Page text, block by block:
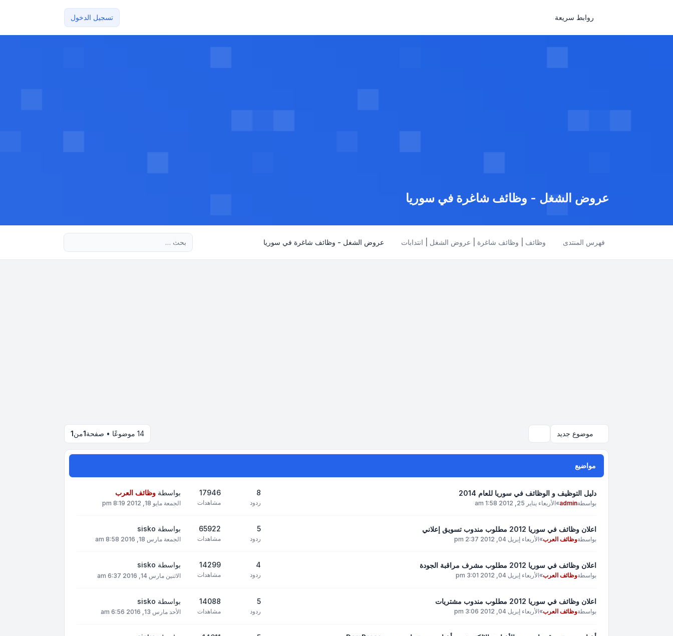
روابط سريعة تسجيل الدخول
عروض الشغل - وظائف شاغرة في سوريا
فهرس المنتدى وظائف | وظائف شاغرة | عروض الشغل | انتدابات عروض الشغل - وظائف شاغرة في سوريا
موضوع جديد 14 موضوعًا • صفحة 1من1
مواضيع
دليل التوظيف و الوظائف في سوريا للعام 2014
بواسطةadmin
»الأربعاء يناير 25, 2012 1:58 am
8
ردود
17946
مشاهدات
بواسطة وظائف العرب
الجمعة مايو 18, 2012 8:19 pm
اعلان وظائف في سوريا 2012 مطلوب مندوب تسويق إعلاني
بواسطةوظائف العرب»الأربعاء إبريل 04, 2012 2:37 pm
5
ردود
65922
مشاهدات
بواسطة sisko
الجمعة مارس 18, 2016 8:58 am
اعلان وظائف في سوريا 2012 مطلوب مشرف مراقبة الجودة
بواسطةوظائف العرب»الأربعاء إبريل 04, 2012 3:01 pm
4
ردود
14299
مشاهدات
بواسطة sisko
الاثنين مارس 14, 2016 6:37 am
اعلان وظائف في سوريا 2012 مطلوب مندوب مشتريات
بواسطةوظائف العرب»الأربعاء إبريل 04, 2012 3:06 pm
5
ردود
14088
مشاهدات
بواسطة sisko
الأحد مارس 13, 2016 6:56 am